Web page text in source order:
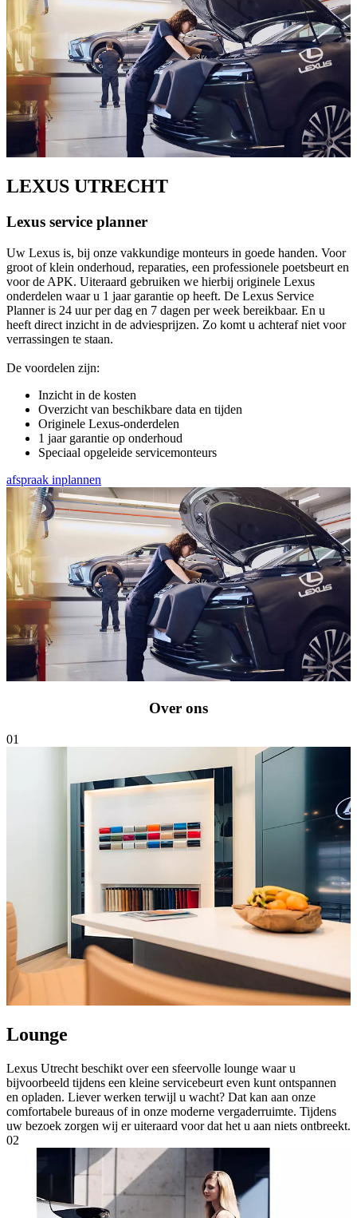
LEXUS UTRECHT
Lexus service planner
Uw Lexus is, bij onze vakkundige monteurs in goede handen. Voor
groot of klein onderhoud, reparaties, een professionele poetsbeurt en
voor de APK. Uiteraard gebruiken we hierbij originele Lexus
onderdelen waar u 1 jaar garantie op heeft. De Lexus Service
Planner is 24 uur per dag en 7 dagen per week bereikbaar. En u
heeft direct inzicht in de adviesprijzen. Zo komt u achteraf niet voor
verrassingen te staan.
De voordelen zijn:
Inzicht in de kosten
Overzicht van beschikbare data en tijden
Originele Lexus-onderdelen
1 jaar garantie op onderhoud
Speciaal opgeleide servicemonteurs
afspraak inplannen
Over ons
01
Lounge
Lexus Utrecht beschikt over een sfeervolle lounge waar u
bijvoorbeeld tijdens een kleine servicebeurt even kunt ontspannen
en opladen. Liever werken terwijl u wacht? Dat kan aan onze
comfortabele bureaus of in onze moderne vergaderruimte. Tijdens
uw bezoek zorgen wij er uiteraard voor dat het u aan niets ontbreekt.
02